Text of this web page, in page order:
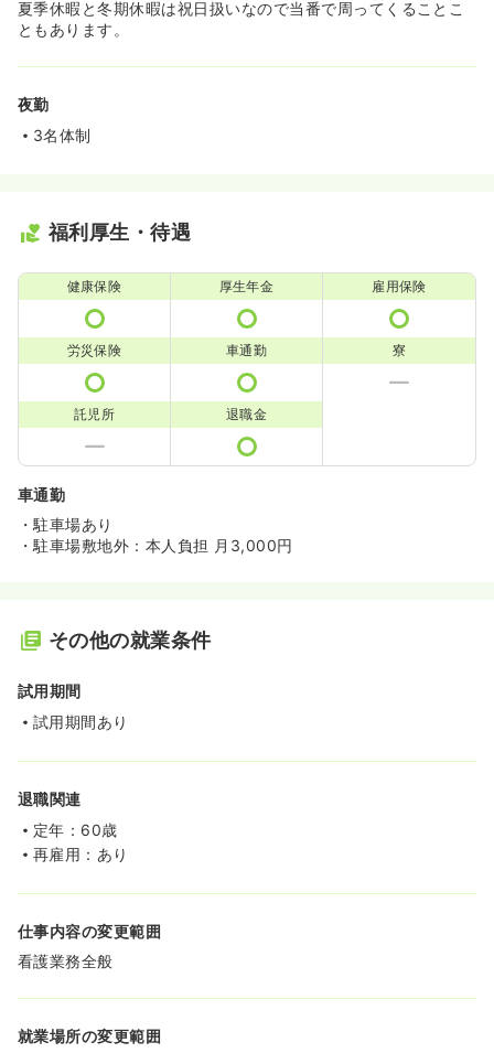
夏季休暇と冬期休暇は祝日扱いなので当番で周ってくることこ
ともあります。
夜勤
3名体制
福利厚生・待遇
健康保険 厚生年金 雇用保険
労災保険 車通勤 寮
託児所 退職金
車通勤
・駐車場あり
・駐車場敷地外：本人負担 月3,000円
その他の就業条件
試用期間
試用期間あり
退職関連
定年：60歳
再雇用：あり
仕事内容の変更範囲
看護業務全般
就業場所の変更範囲